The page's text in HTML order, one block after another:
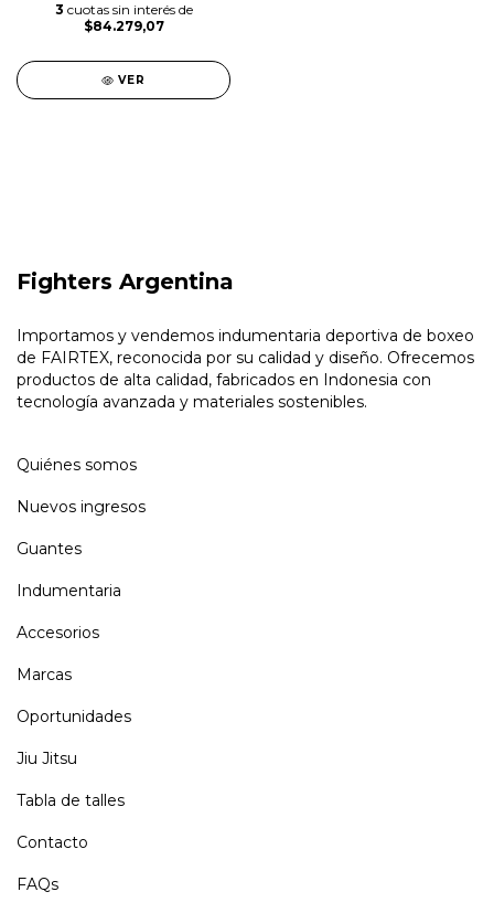
3 cuotas sin interés de
$84.279,07
VER
Fighters Argentina
Importamos y vendemos indumentaria deportiva de boxeo
de FAIRTEX, reconocida por su calidad y diseño. Ofrecemos
productos de alta calidad, fabricados en Indonesia con
tecnología avanzada y materiales sostenibles.
Quiénes somos
Nuevos ingresos
Guantes
Indumentaria
Accesorios
Marcas
Oportunidades
Jiu Jitsu
Tabla de talles
Contacto
FAQs